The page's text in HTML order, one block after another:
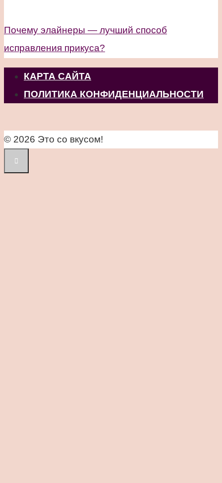
Почему элайнеры — лучший способ
исправления прикуса?
КАРТА САЙТА
ПОЛИТИКА КОНФИДЕНЦИАЛЬНОСТИ
© 2026 Это со вкусом!